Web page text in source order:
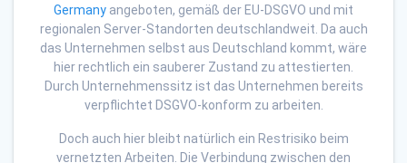
Germany angeboten, gemäß der EU-DSGVO und mit
regionalen Server-Standorten deutschlandweit. Da auch
das Unternehmen selbst aus Deutschland kommt, wäre
hier rechtlich ein sauberer Zustand zu attestierten.
Durch Unternehmenssitz ist das Unternehmen bereits
verpflichtet DSGVO-konform zu arbeiten.
Doch auch hier bleibt natürlich ein Restrisiko beim
vernetzten Arbeiten. Die Verbindung zwischen den